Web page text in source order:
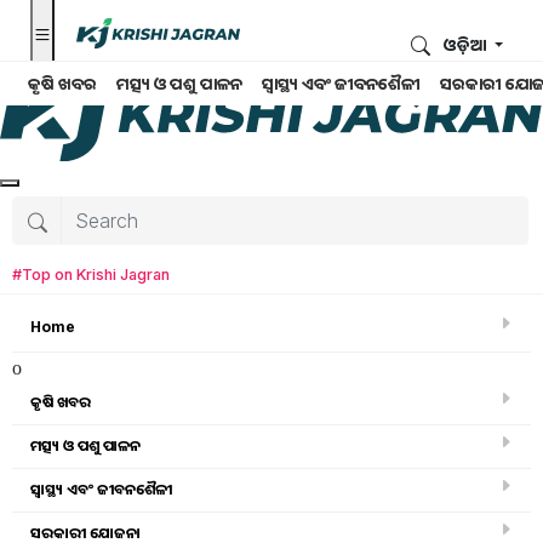
କୃଷି ଖବର ମତ୍ସ୍ୟ ଓ ପଶୁ ପାଳନ ସ୍ୱାସ୍ଥ୍ୟ ଏବଂ ଜୀବନଶୈଳୀ ସରକାରୀ
ଓଡ଼ିଆ
#Top on Krishi Jagran
Home
o
କୃଷି ଖବର
ମତ୍ସ୍ୟ ଓ ପଶୁ ପାଳନ
ସ୍ୱାସ୍ଥ୍ୟ ଏବଂ ଜୀବନଶୈଳୀ
ସରକାରୀ ଯୋଜନା
କୃଷି ଖବର